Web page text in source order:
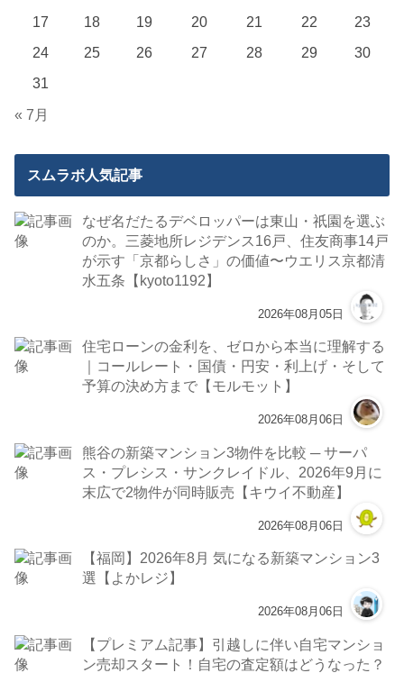
17
18 19 20 21 22
23
24
25 26 27 28 29
30
31
« 7月
スムラボ人気記事
なぜ名だたるデベロッパーは東山・祇園を選ぶ
のか。三菱地所レジデンス16戸、住友商事14戸
が示す「京都らしさ」の価値〜ウエリス京都清
水五条【kyoto1192】
2026年08月05日
住宅ローンの金利を、ゼロから本当に理解する
｜コールレート・国債・円安・利上げ・そして
予算の決め方まで【モルモット】
2026年08月06日
熊谷の新築マンション3物件を比較 ─ サーパ
ス・プレシス・サンクレイドル、2026年9月に
末広で2物件が同時販売【キウイ不動産】
2026年08月06日
【福岡】2026年8月 気になる新築マンション3
選【よかレジ】
2026年08月06日
【プレミアム記事】引越しに伴い自宅マンショ
ン売却スタート！自宅の査定額はどうなった？